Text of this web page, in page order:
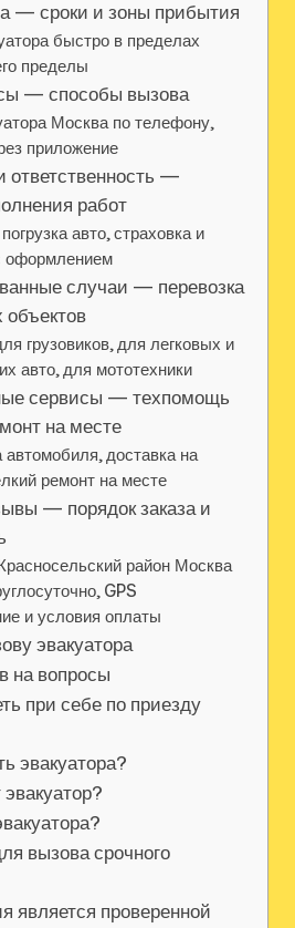
— сроки и зоны прибытия
быстро в пределах
пределы
— способы вызова
Москва по телефону,
приложение
ответственность —
работ
авто, страховка и
оформлением
случаи — перевозка
объектов
грузовиков, для легковых и
авто, для мототехники
сервисы — техпомощь
на месте
автомобиля, доставка на
ремонт на месте
— порядок заказа и
район Москва
GPS
и условия оплаты
эвакуатора
на вопросы
при себе по приезду
эвакуатора?
вызова срочного
является проверенной